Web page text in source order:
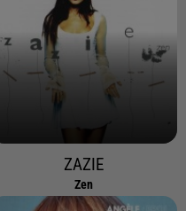
ZAZIE
Zen